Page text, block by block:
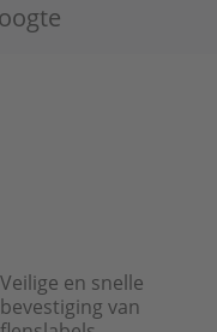
Veilige en snelle
bevestiging van